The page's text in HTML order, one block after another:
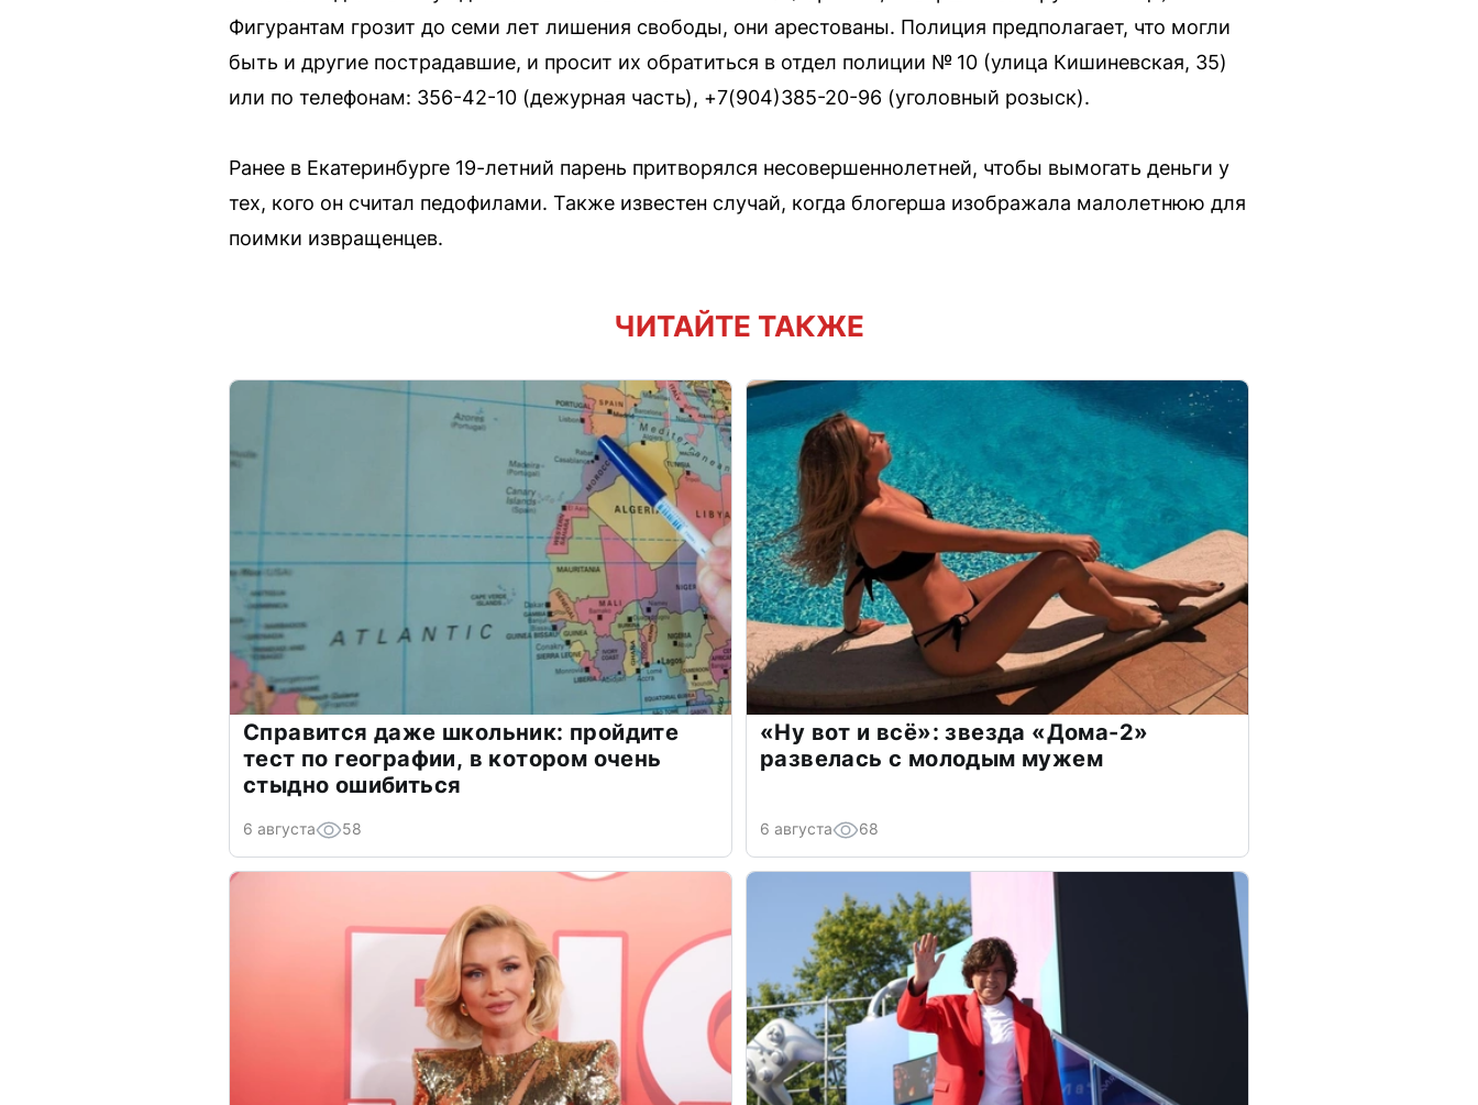
Фигурантам грозит до семи лет лишения свободы, они арестованы. Полиция предполагает, что могли
быть и другие пострадавшие, и просит их обратиться в отдел полиции № 10 (улица Кишиневская, 35)
или по телефонам: 356-42-10 (дежурная часть), +7(904)385-20-96 (уголовный розыск).
Ранее в Екатеринбурге 19-летний парень притворялся несовершеннолетней, чтобы вымогать деньги у
тех, кого он считал педофилами. Также известен случай, когда блогерша изображала малолетнюю для
поимки извращенцев.
ЧИТАЙТЕ ТАКЖЕ
Справится даже школьник: пройдите
тест по географии, в котором очень
стыдно ошибиться
6 августа 58
«Ну вот и всё»: звезда «Дома-2»
развелась с молодым мужем
6 августа 68